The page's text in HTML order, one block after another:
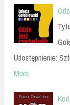
Udostępnienie:
More